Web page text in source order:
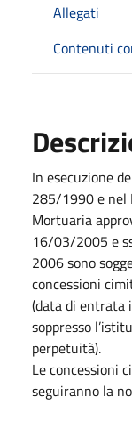
Allegati
Contenuti
In esecuzione
285/1990 e nel
Mortuaria
16/03/2005 e
2006 sono
concessioni
(data di entrata
soppresso
perpetuità).
Le concessioni
seguiranno la